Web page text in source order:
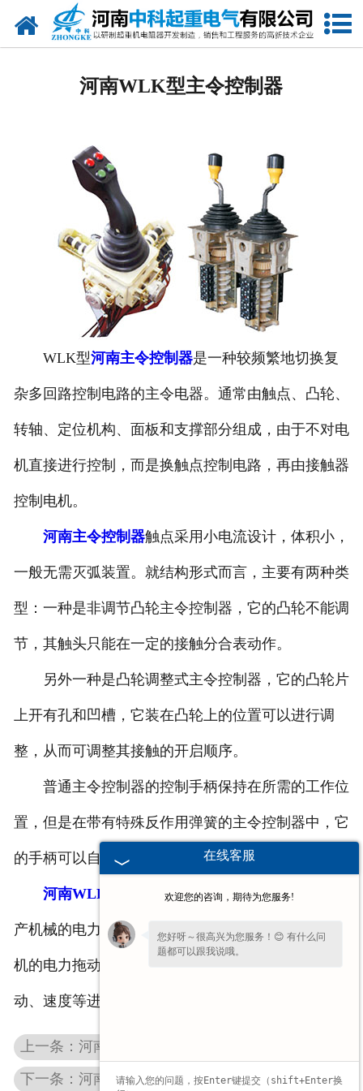
网站首页
河南电控柜
河南联动控制台
河南电气控制系统
河南频敏变阻器
河南主令控制器
河南滤波器
河南触头总成
河南WLK型主令控制器
WLK型河南主令控制器是一种较频繁地切换复
杂多回路控制电路的主令电器。通常由触点、凸轮、
转轴、定位机构、面板和支撑部分组成，由于不对电
机直接进行控制，而是换触点控制电路，再由接触器
控制电机。
河南主令控制器触点采用小电流设计，体积小，
一般无需灭弧装置。就结构形式而言，主要有两种类
型：一种是非调节凸轮主令控制器，它的凸轮不能调
节，其触头只能在一定的接触分合表动作。
另外一种是凸轮调整式主令控制器，它的凸轮片
上开有孔和凹槽，它装在凸轮上的位置可以进行调
整，从而可调整其接触的开启顺序。
普通主令控制器的控制手柄保持在所需的工作位
置，但是在带有特殊反作用弹簧的主令控制器中，它
的手柄可以自动回到零位。
河南WLK型主令控制器主要用于轧钢和其它生
产机械的电力拖动自动控制系统中，以及在大型起重
机的电力拖动自动控制系统中，对电机的启动、制
动、速度等进行远程控制。
上一条：河南变频制动电阻柜
下一条：河南主令控制器
在线客服
欢迎您的咨询，期待为您服务!
您好呀～很高兴为您服务！😊 有什么问
题都可以跟我说哦。